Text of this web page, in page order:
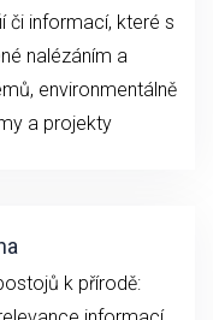
či informací, které s
nalézáním a
environmentálně
a projekty
k přírodě: